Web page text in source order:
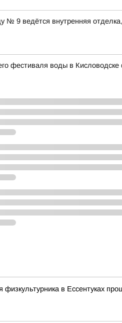
№ 9 ведётся внутренняя
фестиваля воды в Кисловодске
физкультурника в Ессентуках